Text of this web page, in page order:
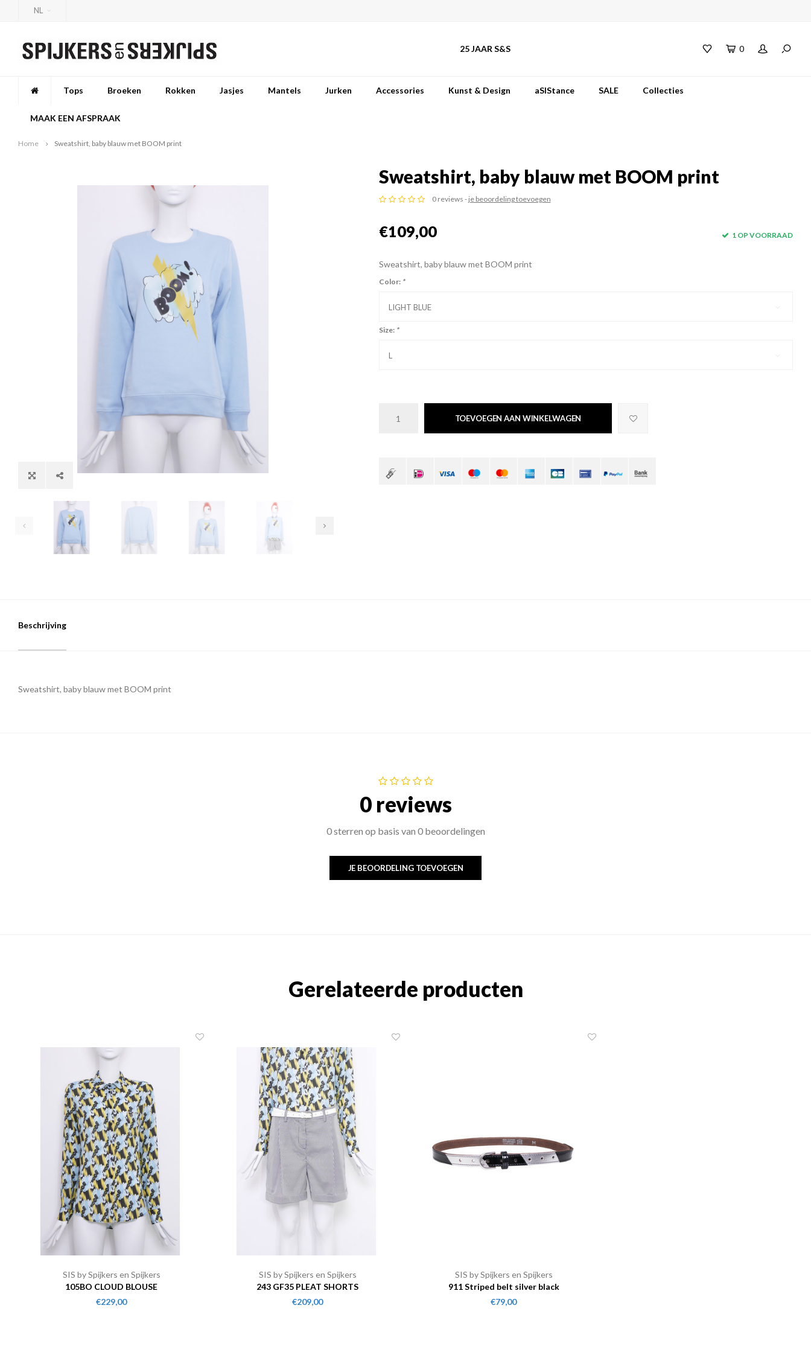
NL
25 JAAR S&S 0
Tops Broeken Rokken Jasjes Mantels Jurken Accessories Kunst & Design aSIStance SALE Collecties
MAAK EEN AFSPRAAK
Home Sweatshirt, baby blauw met BOOM print
Sweatshirt, baby blauw met BOOM print
0 reviews - je beoordeling toevoegen
€109,00 1 OP VOORRAAD
Sweatshirt, baby blauw met BOOM print
Color: *
LIGHT BLUE
Size: *
L
TOEVOEGEN AAN WINKELWAGEN
Beschrijving
Sweatshirt, baby blauw met BOOM print
0 reviews
0 sterren op basis van 0 beoordelingen
JE BEOORDELING TOEVOEGEN
Gerelateerde producten
SIS by Spijkers en Spijkers
105BO CLOUD BLOUSE
€229,00
SIS by Spijkers en Spijkers
243 GF35 PLEAT SHORTS
€209,00
SIS by Spijkers en Spijkers
911 Striped belt silver black
€79,00